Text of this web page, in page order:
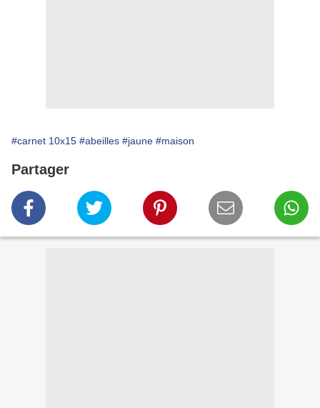
#carnet 10x15 #abeilles #jaune #maison
Partager